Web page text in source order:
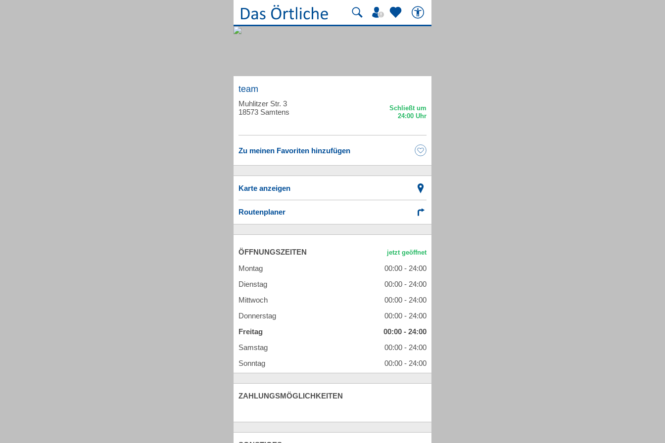
team
Muhlitzer Str. 3
18573 Samtens
Zu meinen Favoriten hinzufügen
Karte anzeigen
Routenplaner
ÖFFNUNGSZEITEN
Montag
00:00 - 24:00
Dienstag
00:00 - 24:00
Mittwoch
00:00 - 24:00
Donnerstag
00:00 - 24:00
Freitag
00:00 - 24:00
Samstag
00:00 - 24:00
Sonntag
00:00 - 24:00
ZAHLUNGSMÖGLICHKEITEN